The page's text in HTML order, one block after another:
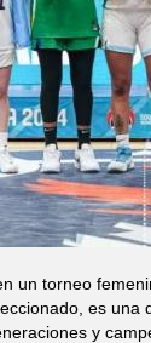
un torneo
es
y